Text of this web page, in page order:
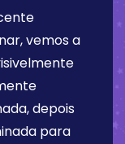
vemos a
depois
para